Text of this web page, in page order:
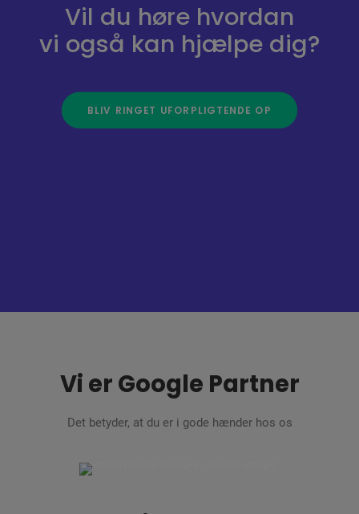
Vil du høre hvordan
vi også kan hjælpe dig?
BLIV RINGET UFORPLIGTENDE OP
Vi er Google Partner
Det betyder, at du er i gode hænder hos os